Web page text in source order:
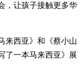
，让孩子接触更多华
来西亚》和《蔡小山
了一本马来西亚》展